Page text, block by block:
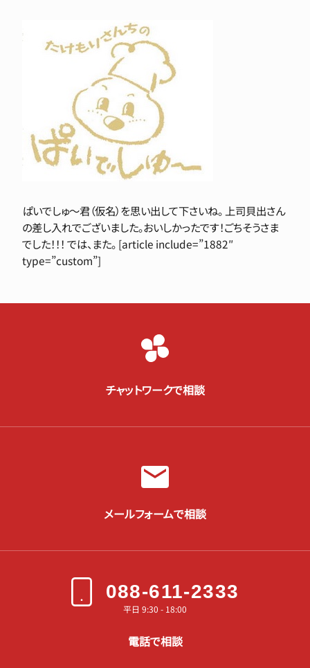
ぱいでしゅ～君（仮名）を思い出して下さいね。 上司貝出さん
の差し入れでございました。おいしかったです！ごちそうさま
でした！！！ では、また。 [article include=”1882″
type=”custom”]
チャットワークで相談
メールフォームで相談
088-611-2333
平日 9:30 - 18:00
電話で相談